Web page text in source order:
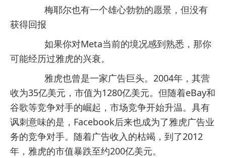
梅耶尔也有一个雄心勃勃的愿景，但没有
获得回报
如果你对Meta当前的境况感到熟悉，那你
可能经历过雅虎的兴衰。
雅虎也曾是一家广告巨头。2004年，其营
收为35亿美元，市值为1280亿美元。但随着eBay和
谷歌等竞争对手的崛起，市场竞争开始升温。具有
讽刺意味的是，Facebook后来也成为了雅虎广告业
务的竞争对手。随着广告收入的枯竭，到了2012
年，雅虎的市值暴跌至约200亿美元。